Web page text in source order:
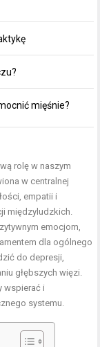
mięśnie?
rolę w naszym
w centralnej
empatii i
międzyludzkich.
emocjom,
dla ogólnego
do depresji,
głębszych więzi.
wspierać i
systemu.